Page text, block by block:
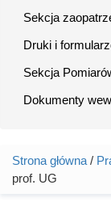
Sekcja
Druki i
Sekcja
Dokumenty
Jesteś
Strona główna /
prof. UG